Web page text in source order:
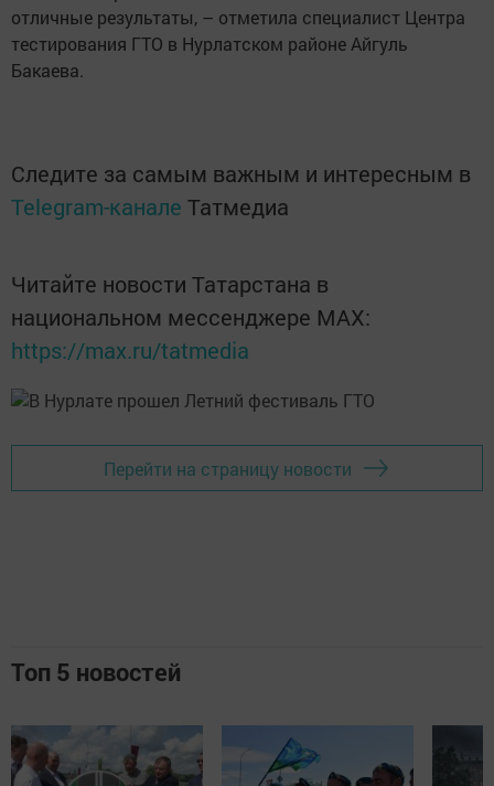
отличные результаты, – отметила специалист Центра
тестирования ГТО в Нурлатском районе Айгуль
Бакаева.
Следите за самым важным и интересным в
Telegram-канале Татмедиа
Читайте новости Татарстана в
национальном мессенджере MАХ:
https://max.ru/tatmedia
Перейти на страницу новости
Топ 5 новостей